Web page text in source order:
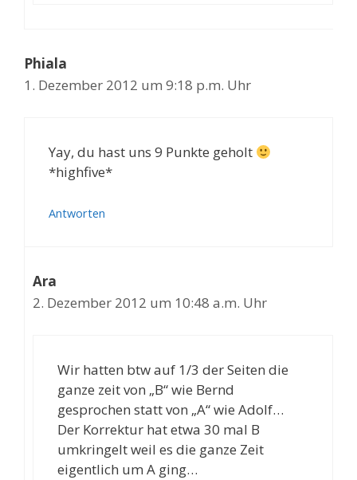
Phiala
1. Dezember 2012 um 9:18 p.m. Uhr
Yay, du hast uns 9 Punkte geholt
*highfive*
Antworten
Ara
2. Dezember 2012 um 10:48 a.m. Uhr
Wir hatten btw auf 1/3 der Seiten die
ganze zeit von „B“ wie Bernd
gesprochen statt von „A“ wie Adolf…
Der Korrektur hat etwa 30 mal B
umkringelt weil es die ganze Zeit
eigentlich um A ging…